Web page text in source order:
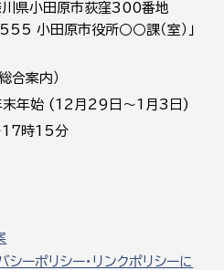
県小田原市荻窪300番地
小田原市役所○○課（室）」
案内）
末年始 (12月29日～1月3日)
17時15分
シーポリシー・リンクポリシーに